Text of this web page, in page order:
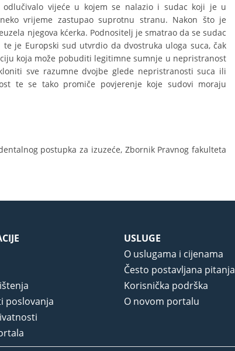
vijeće u kojem se nalazio i sudac koji je u
vrijeme zastupao suprotnu stranu. Nakon što je
njegova kćerka. Podnositelj je smatrao da se sudac
je Europski sud utvrdio da dvostruka uloga suca, čak
koja može pobuditi legitimne sumnje u nepristranost
sve razumne dvojbe glede nepristranosti suca ili
te se tako promiče povjerenje koje sudovi moraju
postupka za izuzeće, Zbornik Pravnog fakulteta
poslovanja
USLUGE
O uslugama i cijenama
Često postavljana pitanja
Korisnička podrška
O novom portalu